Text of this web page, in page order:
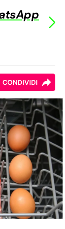
CONDIVIDI